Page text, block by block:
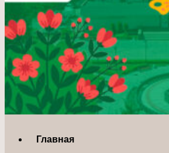
Главная